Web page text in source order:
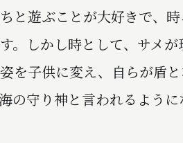
と遊ぶことが大好きで、
。しかし時として、サメ
を子供に変え、自らが盾
の守り神と言われるよう